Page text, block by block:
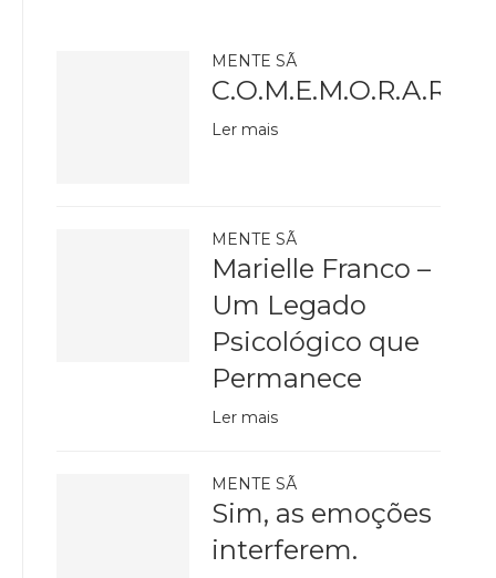
MENTE SÃ
C.O.M.E.M.O.R.A.R
Ler mais
MENTE SÃ
Marielle Franco –
Um Legado
Psicológico que
Permanece
Ler mais
MENTE SÃ
Sim, as emoções
interferem.